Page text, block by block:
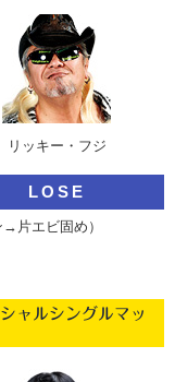
リッキー・フジ
LOSE
片エビ固め）
ャルシングルマッ